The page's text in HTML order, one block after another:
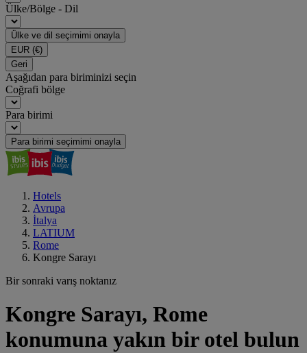
Ülke/Bölge - Dil
Ülke ve dil seçimimi onayla
EUR (€)
Geri
Aşağıdan para biriminizi seçin
Coğrafi bölge
Para birimi
Para birimi seçimimi onayla
Hotels
Avrupa
İtalya
LATIUM
Rome
Kongre Sarayı
Bir sonraki varış noktanız
Kongre Sarayı, Rome
konumuna yakın bir otel bulun